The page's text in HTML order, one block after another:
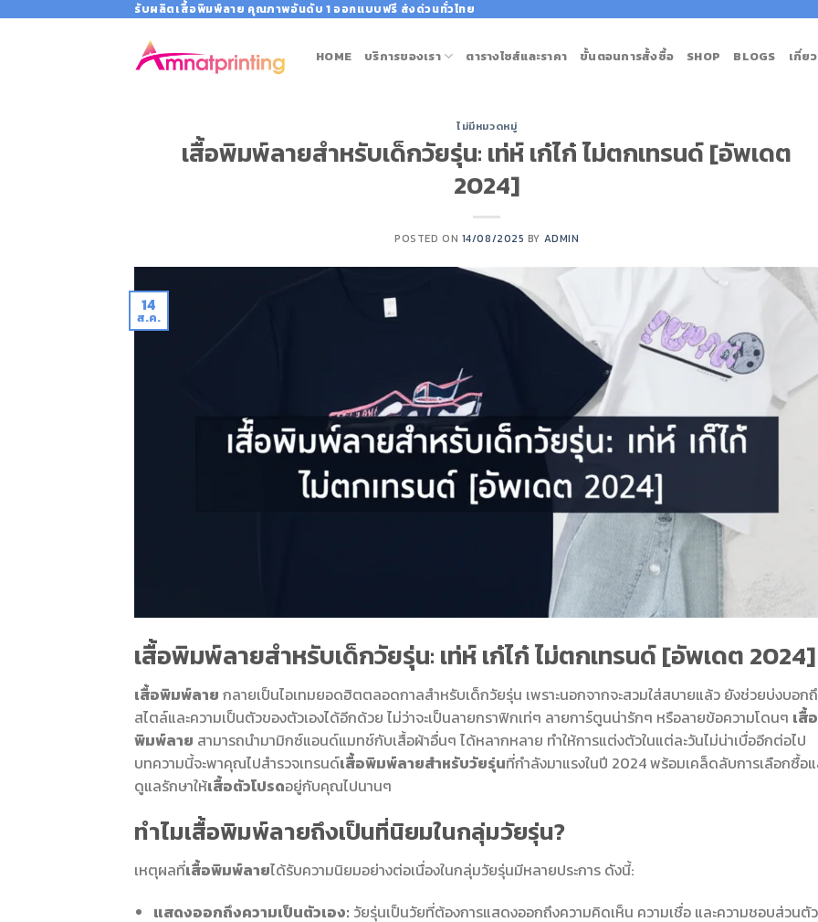
รับผลิตเสื้อพิมพ์ลาย คุณภาพอันดับ 1 ออกแบบฟรี ส่งด่วนทั่วไทย
HOME บริการของเรา ตารางไซส์และราคา ขั้นตอนการสั้งซื้อ SHOP BLOGS เกี่ย
ไม่มีหมวดหมู่
เสื้อพิมพ์ลายสำหรับเด็กวัยรุ่น: เท่ห์ เก๋ไก๋ ไม่ตกเทรนด์ [อัพเดต
2024]
POSTED ON 14/08/2025 BY ADMIN
14
ส.ค.
เสื้อพิมพ์ลายสำหรับเด็กวัยรุ่น: เท่ห์ เก๋ไก๋ ไม่ตกเทรนด์ [อัพเดต 2024]
เสื้อพิมพ์ลาย กลายเป็นไอเทมยอดฮิตตลอดกาลสำหรับเด็กวัยรุ่น เพราะนอกจากจะสวมใส่สบายแล้ว ยังช่วยบ่งบอก
สไตล์และความเป็นตัวของตัวเองได้อีกด้วย ไม่ว่าจะเป็นลายกราฟิกเท่ๆ ลายการ์ตูนน่ารักๆ หรือลายข้อความโดนๆ เสื้
พิมพ์ลาย สามารถนำมามิกซ์แอนด์แมทช์กับเสื้อผ้าอื่นๆ ได้หลากหลาย ทำให้การแต่งตัวในแต่ละวันไม่น่าเบื่ออีกต่อไป
บทความนี้จะพาคุณไปสำรวจเทรนด์เสื้อพิมพ์ลายสำหรับวัยรุ่นที่กำลังมาแรงในปี 2024 พร้อมเคล็ดลับการเลือกซื้อแ
ดูแลรักษาให้เสื้อตัวโปรดอยู่กับคุณไปนานๆ
ทำไมเสื้อพิมพ์ลายถึงเป็นที่นิยมในกลุ่มวัยรุ่น?
เหตุผลที่เสื้อพิมพ์ลายได้รับความนิยมอย่างต่อเนื่องในกลุ่มวัยรุ่นมีหลายประการ ดังนี้:
แสดงออกถึงความเป็นตัวเอง: วัยรุ่นเป็นวัยที่ต้องการแสดงออกถึงความคิดเห็น ความเชื่อ และความชอบส่วนตัว